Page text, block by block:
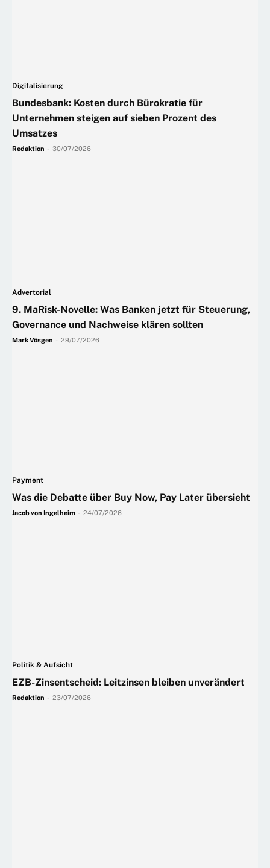
Digitalisierung
Bundesbank: Kosten durch Bürokratie für
Unternehmen steigen auf sieben Prozent des
Umsatzes
Redaktion 30/07/2026
Advertorial
9. MaRisk-Novelle: Was Banken jetzt für Steuerung,
Governance und Nachweise klären sollten
Mark Vösgen 29/07/2026
Payment
Was die Debatte über Buy Now, Pay Later übersieht
Jacob von Ingelheim 24/07/2026
Politik & Aufsicht
EZB-Zinsentscheid: Leitzinsen bleiben unverändert
Redaktion 23/07/2026